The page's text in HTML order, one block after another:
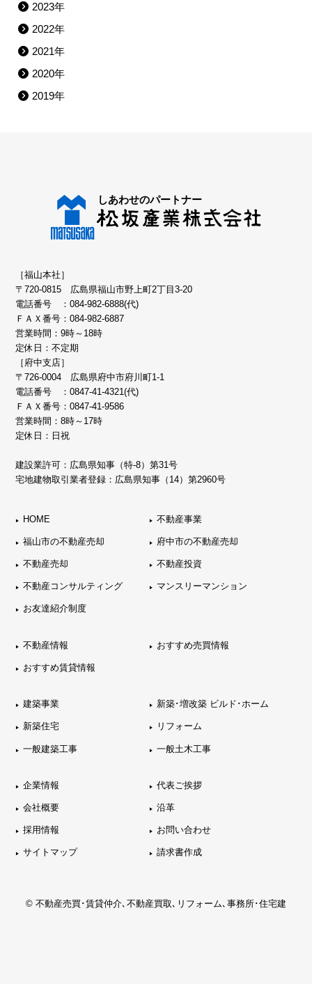
2023年
2022年
2021年
2020年
2019年
［福山本社］
〒720-0815 広島県福山市野上町2丁目3-20
電話番号 ：084-982-6888(代)
ＦＡＸ番号：084-982-6887
営業時間：9時～18時
定休日：不定期
［府中支店］
〒726-0004 広島県府中市府川町1-1
電話番号 ：0847-41-4321(代)
ＦＡＸ番号：0847-41-9586
営業時間：8時～17時
定休日：日祝
建設業許可：広島県知事（特-8）第31号
宅地建物取引業者登録：広島県知事（14）第2960号
HOME 不動産事業
福山市の不動産売却 府中市の不動産売却
不動産売却 不動産投資
不動産コンサルティング マンスリーマンション
お友達紹介制度
不動産情報 おすすめ売買情報
おすすめ賃貸情報
建築事業 新築･増改築 ビルド･ホーム
新築住宅 リフォーム
一般建築工事 一般土木工事
企業情報 代表ご挨拶
会社概要 沿革
採用情報 お問い合わせ
サイトマップ 請求書作成
© 不動産売買･賃貸仲介､不動産買取､リフォーム､事務所･住宅建